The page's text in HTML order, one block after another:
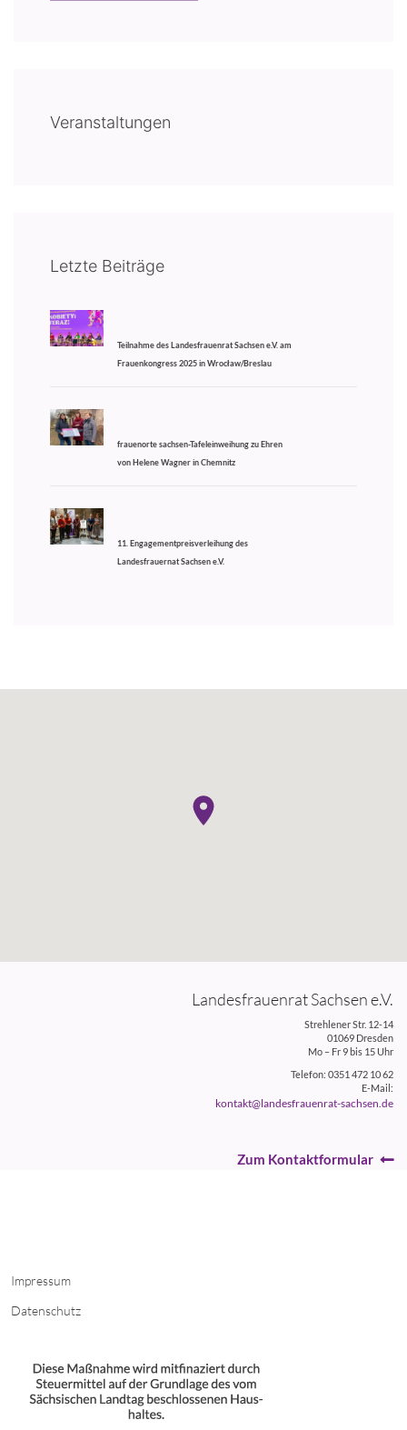
Veranstaltungen
Letzte Beiträge
Teilnahme des Landesfrauenrat Sachsen e.V. am
Frauenkongress 2025 in Wrocław/Breslau
frauenorte sachsen-Tafeleinweihung zu Ehren
von Helene Wagner in Chemnitz
11. Engagementpreisverleihung des
Landesfrauernat Sachsen e.V.
Landesfrauenrat Sachsen e.V.
Strehlener Str. 12-14
01069 Dresden
Mo – Fr 9 bis 15 Uhr
Telefon: 0351 472 10 62
E-Mail:
kontakt@landesfrauenrat-sachsen.de
Zum Kontaktformular
Impressum
Datenschutz